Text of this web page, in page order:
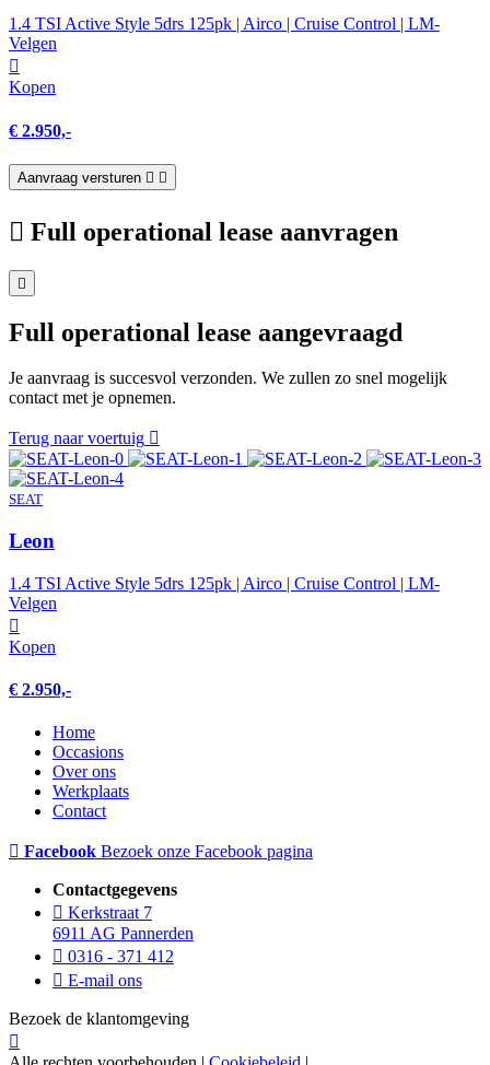
1.4 TSI Active Style 5drs 125pk | Airco | Cruise Control | LM-
Velgen
Kopen
€ 2.950,-
Aanvraag versturen
Full operational lease aanvragen
Full operational lease aangevraagd
Je aanvraag is succesvol verzonden. We zullen zo snel mogelijk
contact met je opnemen.
Terug naar voertuig
SEAT
Leon
1.4 TSI Active Style 5drs 125pk | Airco | Cruise Control | LM-
Velgen
Kopen
€ 2.950,-
Home
Occasions
Over ons
Werkplaats
Contact
Facebook Bezoek onze Facebook pagina
Contactgegevens
Kerkstraat 7
6911 AG Pannerden
0316 - 371 412
E-mail ons
Bezoek de klantomgeving